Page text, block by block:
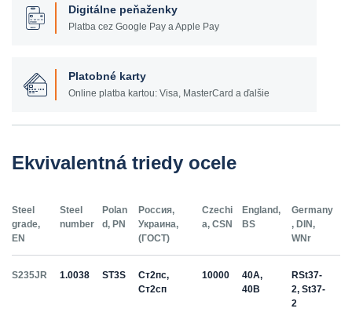
Digitálne peňaženky
Platba cez Google Pay a Apple Pay
Platobné karty
Online platba kartou: Visa, MasterCard a ďalšie
Ekvivalentná triedy ocele
Steel
grade,
EN
Steel
number
Polan
d, PN
Россия,
Украина,
(ГОСТ)
Czechi
a, CSN
England,
BS
Germany
, DIN,
WNr
S235JR 1.0038 ST3S
Ст2пс,
Ст2сп
10000
40A,
40B
RSt37-
2, St37-
2